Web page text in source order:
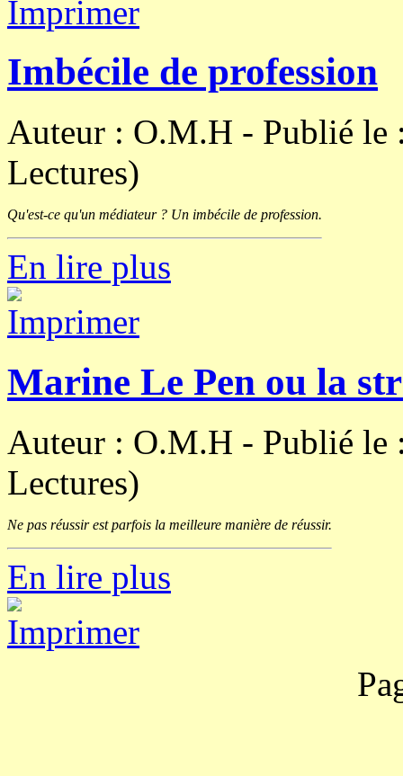
Imbécile de profession
Auteur : O.M.H - Publié le
Lectures)
Qu'est-ce qu'un médiateur ? Un imbécile de profession.
En lire plus
Marine Le Pen ou la
Auteur : O.M.H - Publié le
Lectures)
Ne pas réussir est parfois la meilleure manière de réussir.
En lire plus